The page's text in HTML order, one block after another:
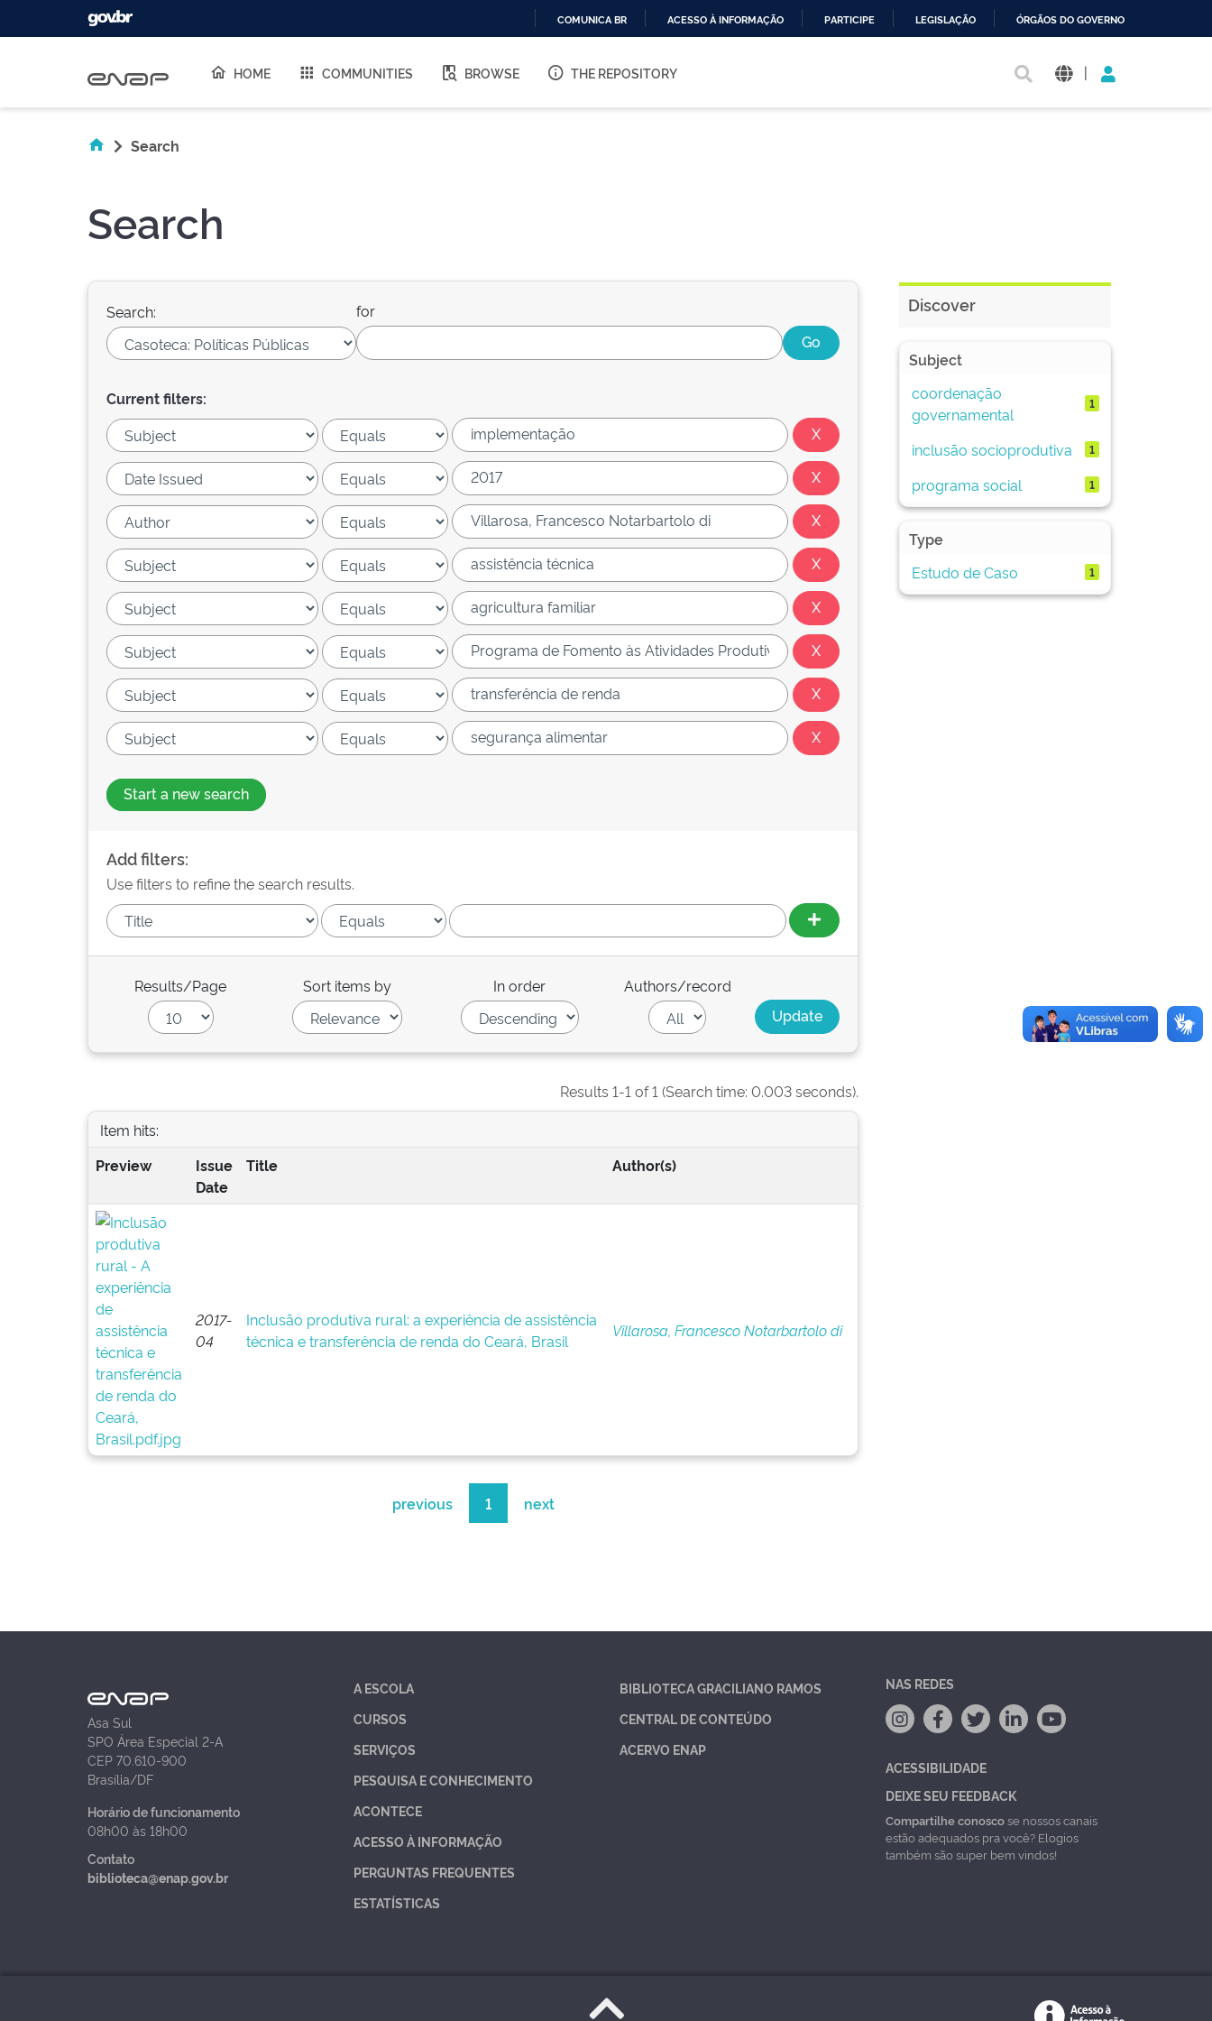
O
COMUNICA BR ACESSO À INFORMAÇÃO PARTICIPE LEGISLAÇÃO ÓRGÃOS DO GOVERNO
HOME COMMUNITIES BROWSE THE REPOSITORY |
Search
Search
Search: for
Current filters:
Start a new search
Add filters:
Use filters to refine the search results.
Results/Page Sort items by In order Authors/record
Results 1-1 of 1 (Search time: 0.003 seconds).
Item hits:
Preview
Issue
Date
Title Author(s)
2017-
04
Inclusão produtiva rural: a experiência de assistência
técnica e transferência de renda do Ceará, Brasil
Villarosa, Francesco Notarbartolo di
previous 1 next
Discover
Subject
coordenação
governamental
1
inclusão socioprodutiva 1
programa social 1
Type
Estudo de Caso
1
Asa Sul
SPO Área Especial 2-A
CEP 70.610-900
Brasília/DF
Horário de funcionamento
08h00 às 18h00
Contato
biblioteca@enap.gov.br
A ESCOLA
CURSOS
SERVIÇOS
PESQUISA E CONHECIMENTO
ACONTECE
ACESSO À INFORMAÇÃO
PERGUNTAS FREQUENTES
ESTATÍSTICAS
BIBLIOTECA GRACILIANO RAMOS
CENTRAL DE CONTEÚDO
ACERVO ENAP
NAS REDES
ACESSIBILIDADE
DEIXE SEU FEEDBACK
Compartilhe conoscose nossos canais
estão adequados pra você? Elogios
também são super bem vindos!